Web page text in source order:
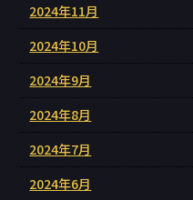
2024年11月
2024年10月
2024年9月
2024年8月
2024年7月
2024年6月